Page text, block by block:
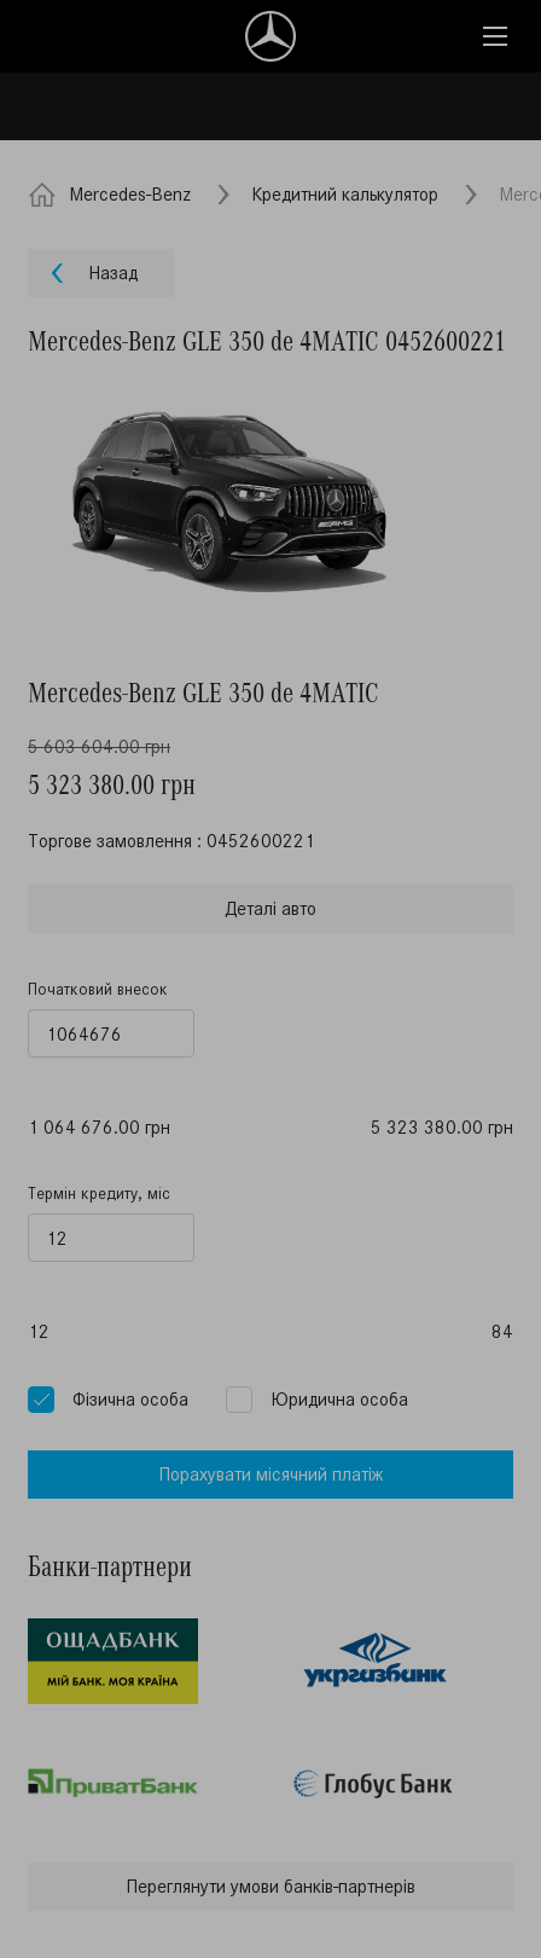
Mercedes-Benz Кредитний калькулятор
Назад
Mercedes-Benz GLE 350 de 4MATIC 0452600221
Mercedes-Benz GLE 350 de 4MATIC
5 603 604.00 грн
5 323 380.00 грн
Торгове замовлення : 0452600221
Деталi авто
Початковий внесок
1 064 676.00 грн 5 323 380.00 грн
Термін кредиту, міс
12 84
Фiзична особа Юридична особа
Порахувати мiсячний платiж
Банки-партнери
Переглянути умови банкiв-партнерiв